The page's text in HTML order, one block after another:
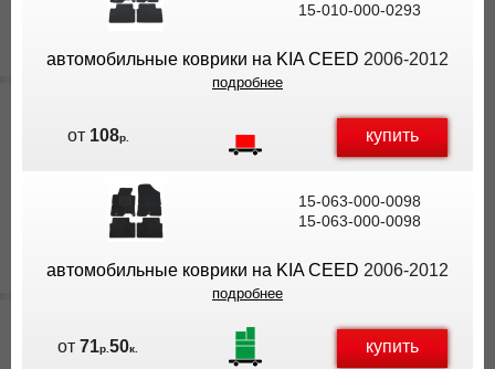
15-010-000-0293
автомобильные коврики на KIA CEED 2006-2012
подробнее
от 108р. купить
15-063-000-0098
15-063-000-0098
автомобильные коврики на KIA CEED 2006-2012
подробнее
от71р.50к. купить